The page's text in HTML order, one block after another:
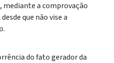
a comprovação
que não vise a
do fato gerador da